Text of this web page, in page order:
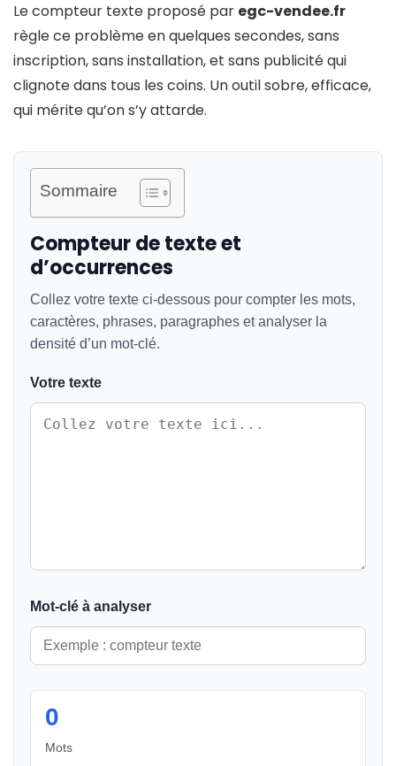
Le compteur texte proposé par egc-vendee.fr
règle ce problème en quelques secondes, sans
inscription, sans installation, et sans publicité qui
clignote dans tous les coins. Un outil sobre, efficace,
qui mérite qu’on s’y attarde.
Sommaire
Compteur de texte et
d’occurrences
Collez votre texte ci-dessous pour compter les mots,
caractères, phrases, paragraphes et analyser la
densité d’un mot-clé.
Votre texte
Mot-clé à analyser
0
Mots